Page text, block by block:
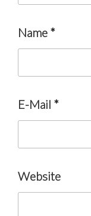
Name *
E-Mail *
Website